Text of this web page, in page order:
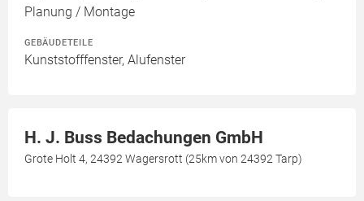
Planung / Montage
GEBÄUDETEILE
Kunststofffenster, Alufenster
H. J. Buss Bedachungen GmbH
Grote Holt 4, 24392 Wagersrott (25km von 24392 Tarp)